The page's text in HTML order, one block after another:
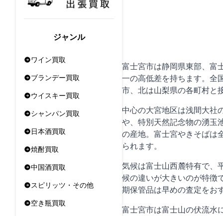
ジャンル
ワイン買取
ブランデー買取
ウイスキー買取
シャンパン買取
日本酒買取
焼酎買取
中国酒買取
スピリッツ・その他
空き瓶買取
富士宮市は静岡県東部、富
一の高低差を持ちます。全
市、北は山梨県の各町村と
中心の大宮地区は浅間大社
や、特別天然記念物の湧玉
の産地。富士宮やきそばは
られます。
気候は富士山西麓特有で、
候の違いが大きいのが特徴
期保管品は早めの査定をお
富士宮市は富士山の伏流水